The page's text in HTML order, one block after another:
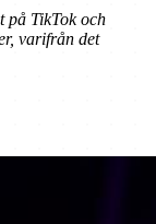
på TikTok och
varifrån det